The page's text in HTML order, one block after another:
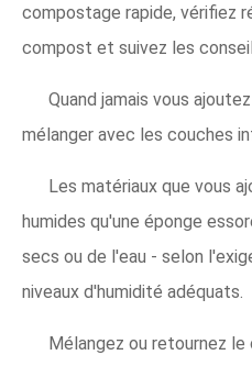
compostage rapide, vérifiez
compost et suivez les
Quand jamais vous
mélanger avec les couches
Les matériaux que vous
humides qu'une éponge
secs ou de l'eau - selon
niveaux d'humidité adéquats.
Mélangez ou retournez